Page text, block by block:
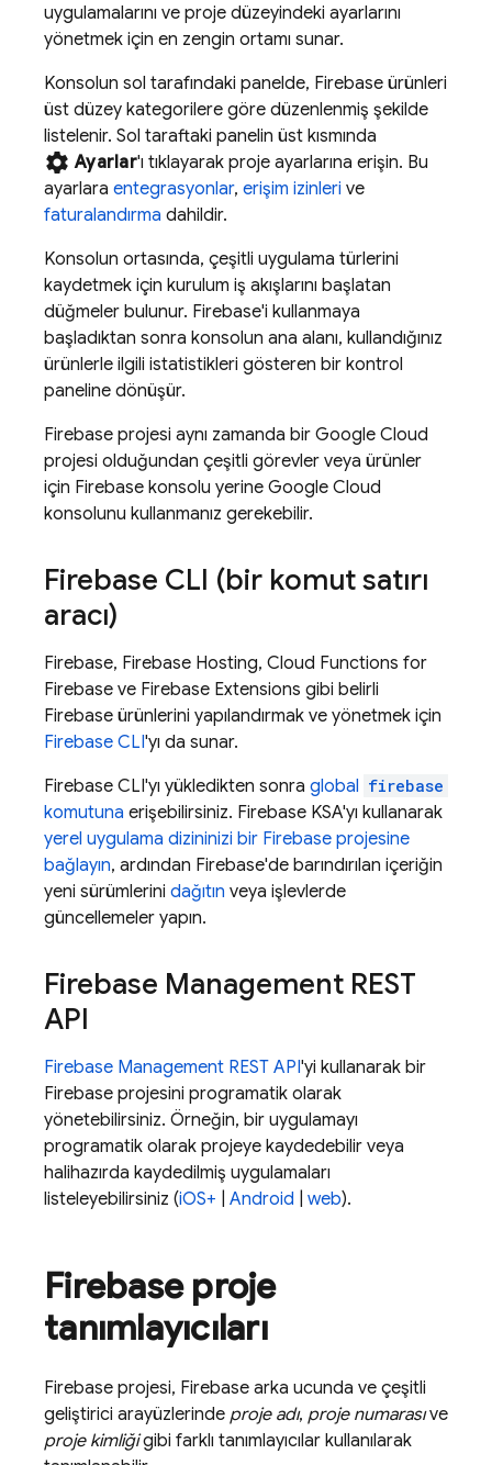
uygulamalarını ve proje düzeyindeki ayarlarını
yönetmek için en zengin ortamı sunar.
Konsolun sol tarafındaki panelde, Firebase ürünleri
üst düzey kategorilere göre düzenlenmiş şekilde
listelenir. Sol taraftaki panelin üst kısmında
settings Ayarlar'ı tıklayarak proje ayarlarına erişin. Bu
ayarlara entegrasyonlar, erişim izinleri ve
faturalandırma dahildir.
Konsolun ortasında, çeşitli uygulama türlerini
kaydetmek için kurulum iş akışlarını başlatan
düğmeler bulunur. Firebase'i kullanmaya
başladıktan sonra konsolun ana alanı, kullandığınız
ürünlerle ilgili istatistikleri gösteren bir kontrol
paneline dönüşür.
Firebase projesi aynı zamanda bir Google Cloud
projesi olduğundan çeşitli görevler veya ürünler
için Firebase konsolu yerine Google Cloud
konsolunu kullanmanız gerekebilir.
Firebase CLI (bir komut satırı
aracı)
Firebase, Firebase Hosting, Cloud Functions for
Firebase ve Firebase Extensions gibi belirli
Firebase ürünlerini yapılandırmak ve yönetmek için
Firebase CLI'yı da sunar.
Firebase CLI'yı yükledikten sonra global firebase
komutuna erişebilirsiniz. Firebase KSA'yı kullanarak
yerel uygulama dizininizi bir Firebase projesine
bağlayın, ardından Firebase'de barındırılan içeriğin
yeni sürümlerini dağıtın veya işlevlerde
güncellemeler yapın.
Firebase Management REST
API
Firebase Management REST API'yi kullanarak bir
Firebase projesini programatik olarak
yönetebilirsiniz. Örneğin, bir uygulamayı
programatik olarak projeye kaydedebilir veya
halihazırda kaydedilmiş uygulamaları
listeleyebilirsiniz (iOS+ Android web).
Firebase proje
tanımlayıcıları
Firebase projesi, Firebase arka ucunda ve çeşitli
geliştirici arayüzlerinde proje adı, proje numarasıve
proje kimliğigibi farklı tanımlayıcılar kullanılarak